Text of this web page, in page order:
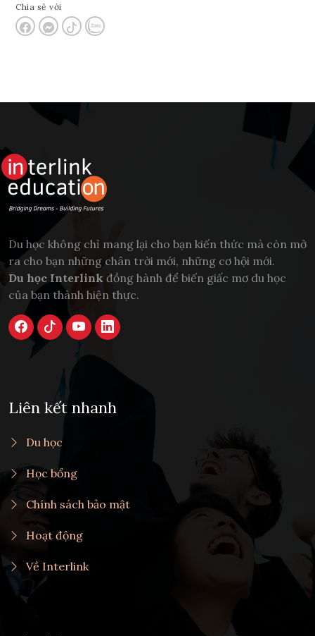
Chia sẻ với
Du học không chỉ mang lại cho bạn kiến thức mà còn mở
ra cho bạn những chân trời mới, những cơ hội mới.
Du học Interlink đồng hành để biến giấc mơ du học
của bạn thành hiện thực.
Liên kết nhanh
Du học
Học bổng
Chính sách bảo mật
Hoạt động
Về Interlink